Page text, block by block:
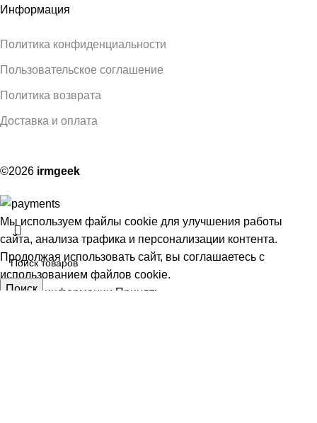
Информация
Политика конфиденциальности
Пользовательское соглашение
Политика возврата
Доставка и оплата
©2026 irmgeek
Поиск
Мы используем файлы cookie для улучшения работы
сайта, анализа трафика и персонализации контента.
Продолжая использовать сайт, вы соглашаетесь с
использованием файлов cookie.
Больше информации Принять